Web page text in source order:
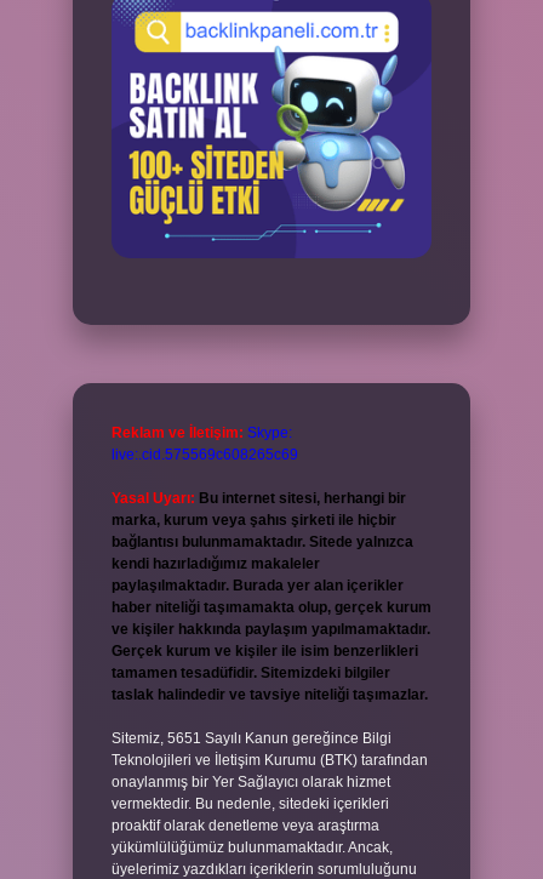
Reklam ve İletişim: Skype:
live:.cid.575569c608265c69
Yasal Uyarı: Bu internet sitesi, herhangi bir
marka, kurum veya şahıs şirketi ile hiçbir
bağlantısı bulunmamaktadır. Sitede yalnızca
kendi hazırladığımız makaleler
paylaşılmaktadır. Burada yer alan içerikler
haber niteliği taşımamakta olup, gerçek kurum
ve kişiler hakkında paylaşım yapılmamaktadır.
Gerçek kurum ve kişiler ile isim benzerlikleri
tamamen tesadüfidir. Sitemizdeki bilgiler
taslak halindedir ve tavsiye niteliği taşımazlar.
Sitemiz, 5651 Sayılı Kanun gereğince Bilgi
Teknolojileri ve İletişim Kurumu (BTK) tarafından
onaylanmış bir Yer Sağlayıcı olarak hizmet
vermektedir. Bu nedenle, sitedeki içerikleri
proaktif olarak denetleme veya araştırma
yükümlülüğümüz bulunmamaktadır. Ancak,
üyelerimiz yazdıkları içeriklerin sorumluluğunu